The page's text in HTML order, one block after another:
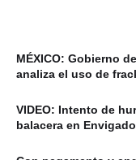
MÉXICO: Gobierno
analiza el uso de
VIDEO: Intento de
balacera en Envigado